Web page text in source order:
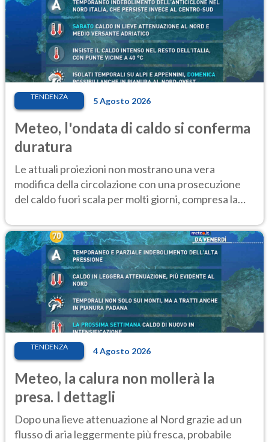
TENDENZA 5 Agosto 2026
Meteo, l'ondata di caldo si conferma
duratura
Le attuali proiezioni non mostrano una vera
modifica della circolazione con una prosecuzione
del caldo fuori scala per molti giorni, compresa la
TENDENZA 4 Agosto 2026
Meteo, la calura non mollerà la
presa. I dettagli
Dopo una lieve attenuazione al Nord grazie ad un
flusso di aria leggermente più fresca, probabile